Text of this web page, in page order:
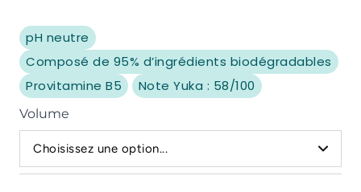
pH neutre
Composé de 95% d’ingrédients biodégradables
Provitamine B5
Note Yuka : 58/100
Volume
Choisissez une option...